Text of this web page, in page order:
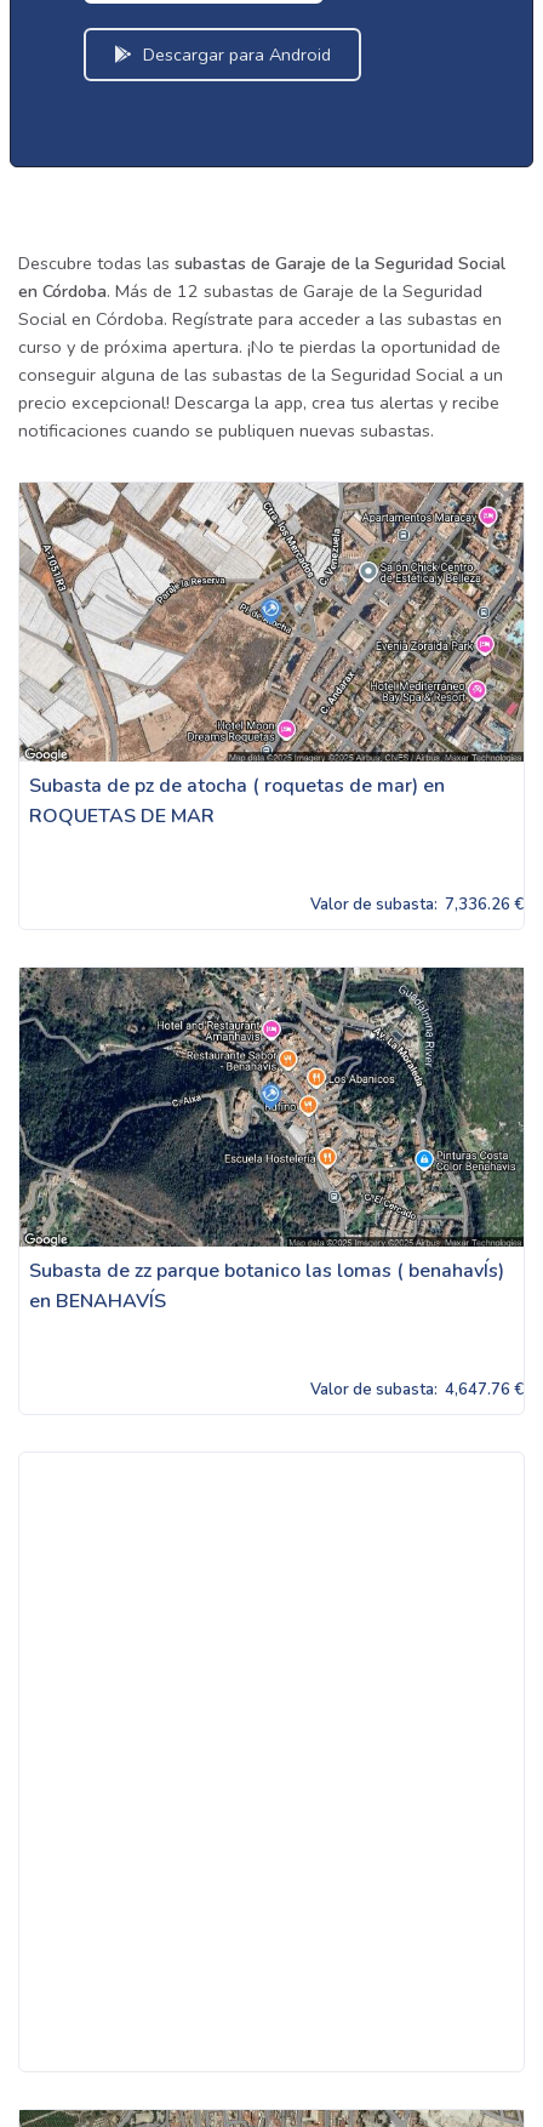
Descargar para Android
Descubre todas las subastas de Garaje de la Seguridad Social
en Córdoba. Más de 12 subastas de Garaje de la Seguridad
Social en Córdoba. Regístrate para acceder a las subastas en
curso y de próxima apertura. ¡No te pierdas la oportunidad de
conseguir alguna de las subastas de la Seguridad Social a un
precio excepcional! Descarga la app, crea tus alertas y recibe
notificaciones cuando se publiquen nuevas subastas.
Subasta de pz de atocha ( roquetas de mar) en
ROQUETAS DE MAR
Valor de subasta: 7,336.26 €
Subasta de zz parque botanico las lomas ( benahavÍs)
en BENAHAVÍS
Valor de subasta: 4,647.76 €